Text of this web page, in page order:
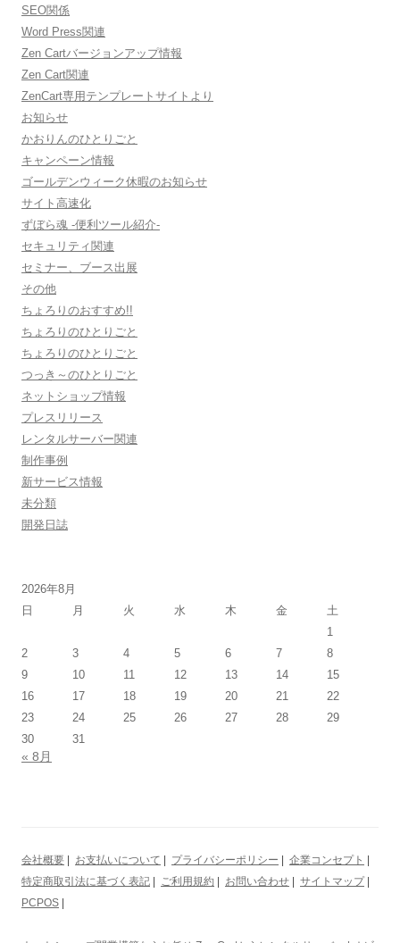
SEO関係
Word Press関連
Zen Cartバージョンアップ情報
Zen Cart関連
ZenCart専用テンプレートサイトより
お知らせ
かおりんのひとりごと
キャンペーン情報
ゴールデンウィーク休暇のお知らせ
サイト高速化
ずぼら魂 -便利ツール紹介-
セキュリティ関連
セミナー、ブース出展
その他
ちょろりのおすすめ!!
ちょろりのひとりごと
ちょろりのひとりごと
つっき～のひとりごと
ネットショップ情報
プレスリリース
レンタルサーバー関連
制作事例
新サービス情報
未分類
開発日誌
2026年8月
日
月 火 水 木 金
土
1
2
3 4 5 6 7
8
9
10 11 12 13 14
15
16
17 18 19 20 21
22
23
24 25 26 27 28
29
30
31
« 8月
会社概要 お支払いについて プライバシーポリシー 企業コンセプト
特定商取引法に基づく表記
ご利用規約 お問い合わせ サイトマップ|
PCPOS